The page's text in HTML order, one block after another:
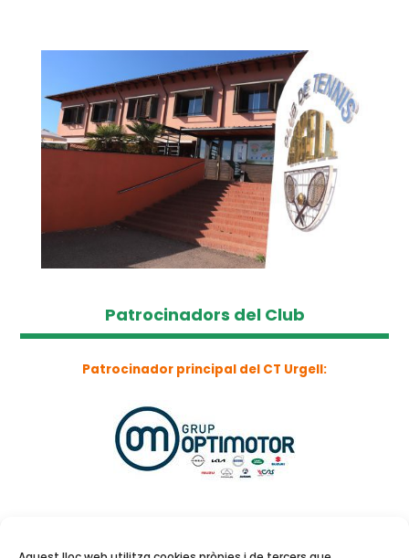
Patrocinadors del Club
Patrocinador principal del CT Urgell: